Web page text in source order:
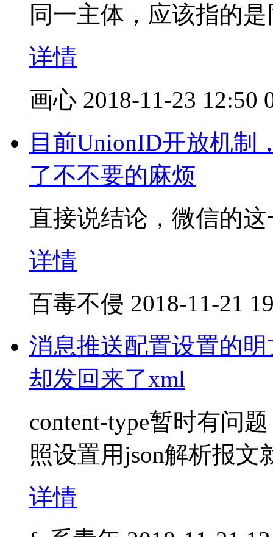
同一主体，应该指的
详情
画心 2018-11-23 12:50
目前UnionID开放机制
了不不要的麻烦
直接说结论，微信的
详情
百毒不侵 2018-11-21
消息推送配置设置的
却发回来了xml
content-type暂时有问
照设置用json解析报文
详情